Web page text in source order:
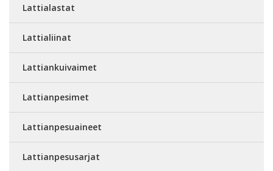
Lattialastat
Lattialiinat
Lattiankuivaimet
Lattianpesimet
Lattianpesuaineet
Lattianpesusarjat